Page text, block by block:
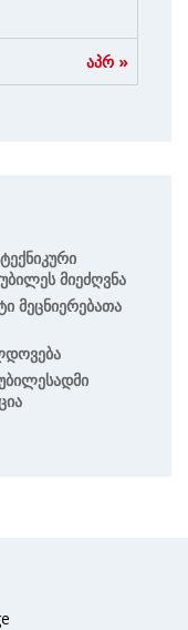
აპრ »
Მიეძღვნა
Მეცნიერებათა